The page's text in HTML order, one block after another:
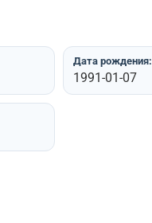
Дата рождения:
1991-01-07